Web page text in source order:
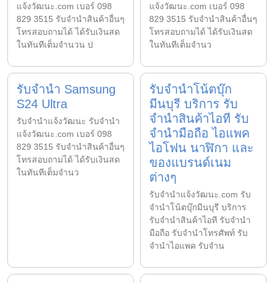
แจ้งวัฒนะ.com เบอร์ 098
829 3515 รับจำนำสินค้าอื่นๆ
โทรสอบถามได้ ได้รับเงินสด
ในทันทีเต็มจำนวน ป
แจ้งวัฒนะ.com เบอร์ 098
829 3515 รับจำนำสินค้าอื่นๆ
โทรสอบถามได้ ได้รับเงินสด
ในทันทีเต็มจำนว
รับจำนำ Samsung
S24 Ultra
รับจํานําแจ้งวัฒนะ รับจํานํา
แจ้งวัฒนะ.com เบอร์ 098
829 3515 รับจำนำสินค้าอื่นๆ
โทรสอบถามได้ ได้รับเงินสด
ในทันทีเต็มจำนว
รับจำนำโน้ตบุ๊ก
มีนบุรี บริการ รับ
จำนำสินค้าไอที รับ
จำนำมือถือ ไอแพค
ไอโฟน นาฬิกา และ
ของแบรนด์เนม
ต่างๆ
รับจํานําแจ้งวัฒนะ.com รับ
จำนำโน้ตบุ๊กมีนบุรี บริการ
รับจำนำสินค้าไอที รับจำนำ
มือถือ รับจำนำโทรศัพท์ รับ
จำนำไอแพค รับจำน